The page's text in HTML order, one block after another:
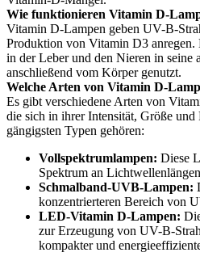
Wie funktionieren Vitamin D-
Vitamin D-Lampen geben UV-B-
Produktion von Vitamin D3
in der Leber und den Nieren in seine
anschließend vom Körper genutzt.
Welche Arten von Vitamin D-
Es gibt verschiedene Arten von
die sich in ihrer Intensität, Größe und
gängigsten Typen gehören:
Vollspektrumlampen: Diese
Spektrum an
Schmalband-UVB-Lampen:
konzentrierteren Bereich von
LED-Vitamin D-Lampen:
zur Erzeugung von UV-B-
kompakter und